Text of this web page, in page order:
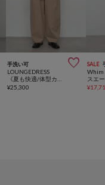
手洗い可 
LOUNGEDRESS
¥25,300
SALE
Whim
スエ
¥